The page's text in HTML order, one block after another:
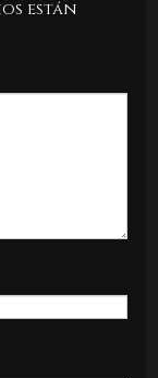
están